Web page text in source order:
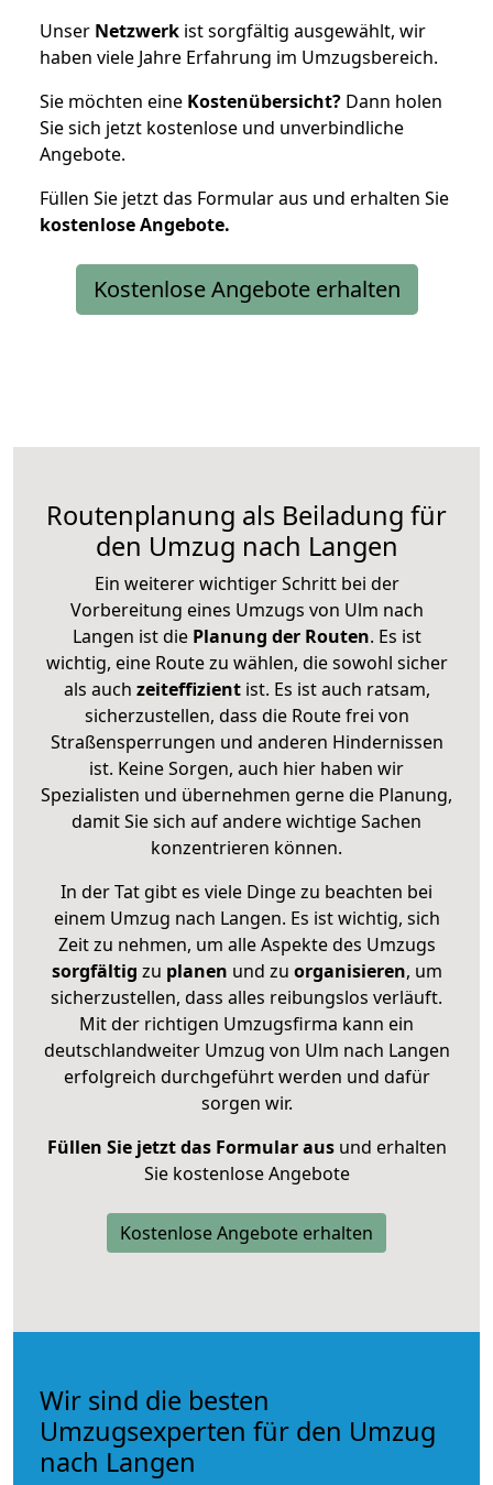
Unser Netzwerk ist sorgfältig ausgewählt, wir
haben viele Jahre Erfahrung im Umzugsbereich.
Sie möchten eine Kostenübersicht? Dann holen
Sie sich jetzt kostenlose und unverbindliche
Angebote.
Füllen Sie jetzt das Formular aus und erhalten Sie
kostenloseAngebote.
Kostenlose Angebote erhalten
Routenplanung als Beiladung für
den Umzug nach Langen
Ein weiterer wichtiger Schritt bei der
Vorbereitung eines Umzugs von Ulm nach
Langen ist diePlanung der Routen. Es ist
wichtig, eine Route zu wählen, die sowohl sicher
als auch zeiteffizientist. Es ist auch ratsam,
sicherzustellen, dass die Route frei von
Straßensperrungen und anderen Hindernissen
ist. Keine Sorgen, auch hier haben wir
Spezialisten und übernehmen gerne die Planung,
damit Sie sich auf andere wichtige Sachen
konzentrieren können.
In der Tat gibt es viele Dinge zu beachten bei
einem Umzug nach Langen. Es ist wichtig, sich
Zeit zu nehmen, um alle Aspekte des Umzugs
sorgfältig zu planen und zu organisieren, um
sicherzustellen, dass alles reibungslos verläuft.
Mit der richtigen Umzugsfirma kann ein
deutschlandweiter Umzug von Ulm nach Langen
erfolgreich durchgeführt werden und dafür
sorgen wir.
Füllen Sie jetzt das Formular ausund erhalten
Sie kostenlose Angebote
Kostenlose Angebote erhalten
Wir sind die besten
Umzugsexperten für den Umzug
nach Langen